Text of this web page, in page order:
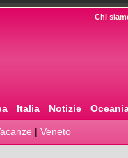
Chi
Italia Notizie
| Veneto